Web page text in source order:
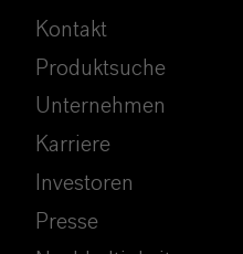
Kontakt
Produktsuche
Unternehmen
Karriere
Investoren
Presse